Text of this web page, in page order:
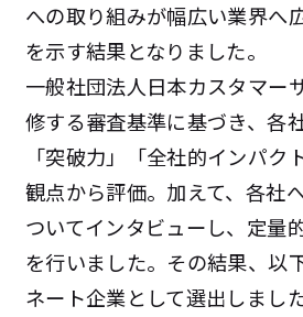
への取り組みが幅広い業界へ
を示す結果となりました。
一般社団法人日本カスタマー
修する審査基準に基づき、各
「突破力」「全社的インパク
観点から評価。加えて、各社
ついてインタビューし、定量
を行いました。その結果、以
ネート企業として選出しました